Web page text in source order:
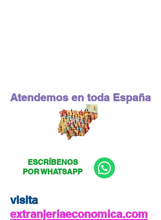
Atendemos en toda España
ESCRÍBENOS
POR WHATSAPP
visita
extranjeriaeconomica.com